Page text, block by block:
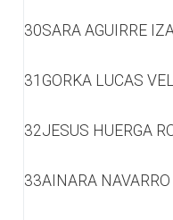
30SARA AGUIRRE
31 GORKA LUCAS
32JESUS HUERGA
33AINARA